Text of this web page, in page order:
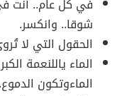
في كل عام.. أنت
شوقا.. وانكسر.
الحقول التي لا
الماء ياللنعمة
الماءوتكون الدموع.